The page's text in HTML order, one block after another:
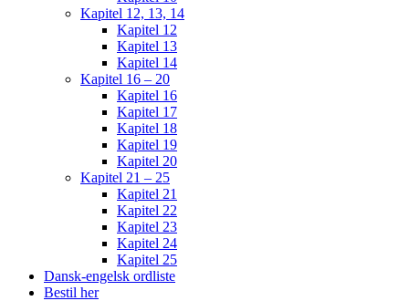
Kapitel 12, 13, 14
Kapitel 12
Kapitel 13
Kapitel 14
Kapitel 16 – 20
Kapitel 16
Kapitel 17
Kapitel 18
Kapitel 19
Kapitel 20
Kapitel 21 – 25
Kapitel 21
Kapitel 22
Kapitel 23
Kapitel 24
Kapitel 25
Dansk-engelsk ordliste
Bestil her